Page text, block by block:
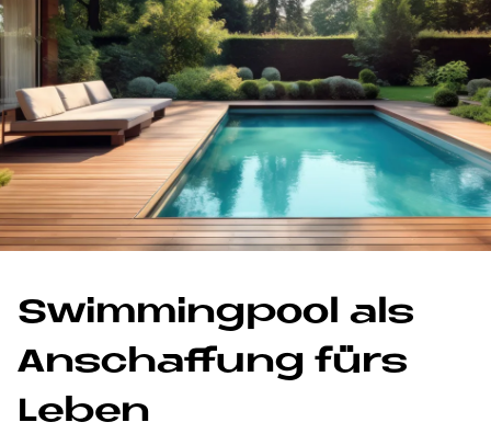
Swim­ming­pool als
An­schaf­fung fürs
Le­ben